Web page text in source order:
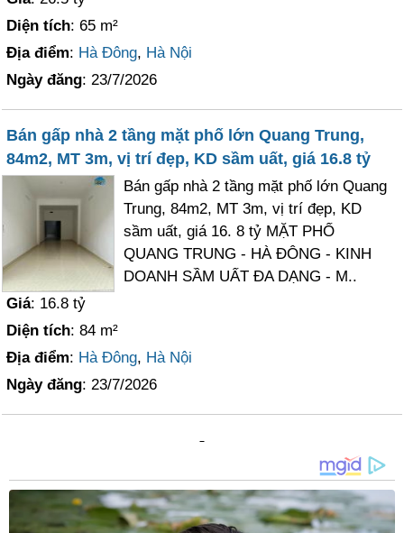
Diện tích: 65 m²
Địa điểm: Hà Đông, Hà Nội
Ngày đăng: 23/7/2026
Bán gấp nhà 2 tầng mặt phố lớn Quang Trung,
84m2, MT 3m, vị trí đẹp, KD sầm uất, giá 16.8 tỷ
Bán gấp nhà 2 tầng mặt phố lớn Quang
Trung, 84m2, MT 3m, vị trí đẹp, KD
sầm uất, giá 16. 8 tỷ MẶT PHỐ
QUANG TRUNG - HÀ ĐÔNG - KINH
DOANH SẦM UẤT ĐA DẠNG - M..
Giá: 16.8 tỷ
Diện tích: 84 m²
Địa điểm: Hà Đông, Hà Nội
Ngày đăng: 23/7/2026